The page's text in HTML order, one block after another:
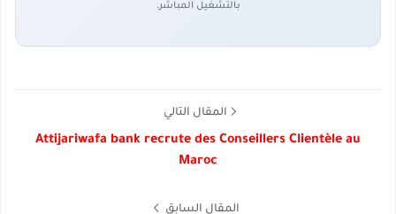
بالتشغيل المباشر.
المقال التالي
Attijariwafa bank recrute des Conseillers Clientèle au
Maroc
المقال السابق